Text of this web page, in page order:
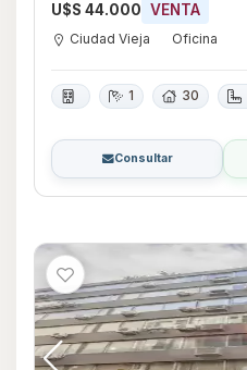
U$S 44.000 VENTA
Ciudad Vieja Oficina
1 30
Consultar